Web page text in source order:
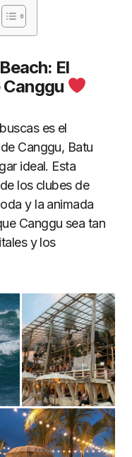
El
es el
Canggu, Batu
ideal. Esta
los clubes de
y la animada
Canggu sea tan
y los